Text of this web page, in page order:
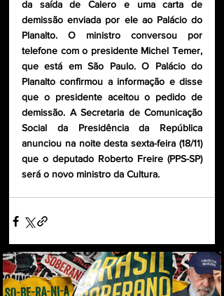
da saída de Calero e uma carta de
demissão enviada por ele ao Palácio do
Planalto. O ministro conversou por
telefone com o presidente Michel Temer,
que está em São Paulo. O Palácio do
Planalto confirmou a informação e disse
que o presidente aceitou o pedido de
demissão. A Secretaria de Comunicação
Social da Presidência da República
anunciou na noite desta sexta-feira (18/11)
que o deputado Roberto Freire (PPS-SP)
será o novo ministro da Cultura.